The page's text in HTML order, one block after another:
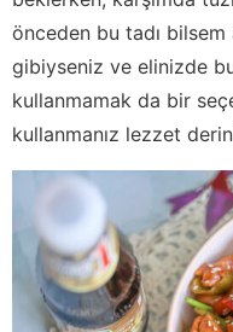
önceden bu tadı bilsem
gibiyseniz ve elinizde
kullanmamak da bir
kullanmanız lezzet